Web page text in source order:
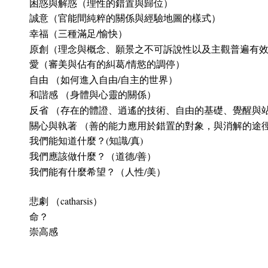
誠意（官能間純粹的關係與經驗地圖的樣式）
幸福（三種滿足/愉快）
原創（理念與概念、願景之不可訴說性以及主觀普遍有效
愛（審美與佔有的糾葛/情慾的調停）
自由 （如何進入自由/自主的世界）
和諧感 （身體與心靈的關係）
反省 （存在的體證、逍遙的技術、自由的基礎、覺醒與站
關心與執著 （善的能力應用於錯置的對象，與消解的途徑
我們能知道什麼？(知識/真)
我們應該做什麼？（道德/善）
我們能有什麼希望？（人性/美）
悲劇 （catharsis）
命？
崇高感